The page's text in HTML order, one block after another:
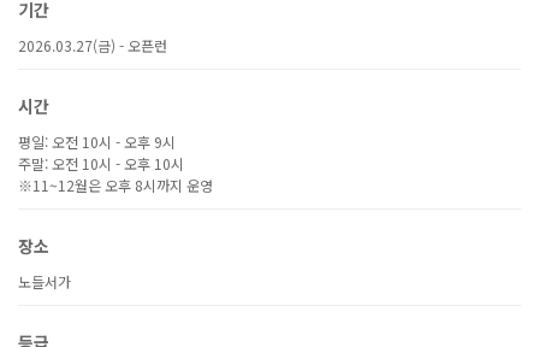
기간
2026.03.27(금) - 오픈런
시간
평일: 오전 10시 - 오후 9시
주말: 오전 10시 - 오후 10시
※11~12월은 오후 8시까지 운영
장소
노들서가
등급